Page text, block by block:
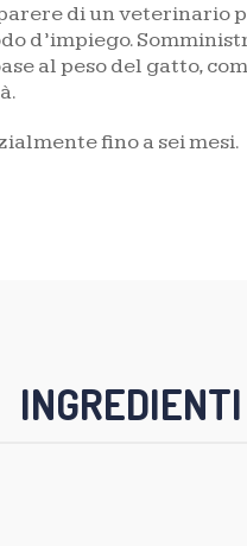
di un veterinario
d’impiego.
al peso del gatto,
fino a sei mesi.